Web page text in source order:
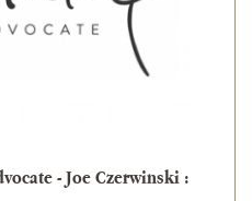
- Joe Czerwinski :